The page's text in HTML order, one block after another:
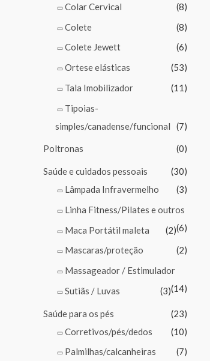
Colar Cervical
(8)
Colete
(8)
Colete Jewett
(6)
Ortese elásticas
(53)
Tala Imobilizador
(11)
Tipoias-
simples/canadense/funcional
(7)
Poltronas (0)
Saúde e cuidados pessoais
(30)
Lâmpada Infravermelho
(3)
Linha Fitness/Pilates e outros
(6)
Maca Portátil maleta
(2)
Mascaras/proteção
(2)
Massageador / Estimulador
(14)
Sutiãs / Luvas (3)
Saúde para os pés
(23)
Corretivos/pés/dedos
(10)
Palmilhas/calcanheiras
(7)